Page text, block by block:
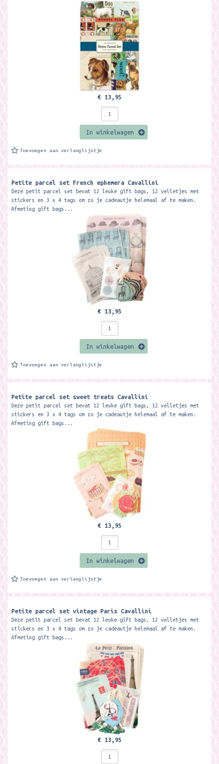
€ 13,95
In winkelwagen
Toevoegen aan verlanglijstje
Petite parcel set French ephemera Cavallini
Deze petit parcel set bevat 12 leuke gift bags, 12 velletjes met
stickers en 3 x 4 tags om zo je cadeautje helemaal af te maken.
Afmeting gift bags...
€ 13,95
In winkelwagen
Toevoegen aan verlanglijstje
Petite parcel set sweet treats Cavallini
Deze petit parcel set bevat 12 leuke gift bags, 12 velletjes met
stickers en 3 x 4 tags om zo je cadeautje helemaal af te maken.
Afmeting gift bags...
€ 13,95
In winkelwagen
Toevoegen aan verlanglijstje
Petite parcel set vintage Paris Cavallini
Deze petit parcel set bevat 12 leuke gift bags, 12 velletjes met
stickers en 3 x 4 tags om zo je cadeautje helemaal af te maken.
Afmeting gift bags...
€ 13,95